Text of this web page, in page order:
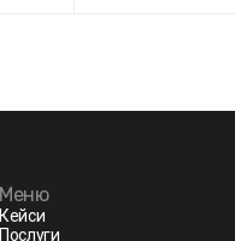
Меню
Кейси
Послуги